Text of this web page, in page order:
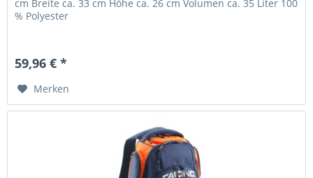
cm Breite ca. 33 cm Höhe ca. 26 cm Volumen ca. 35 Liter 100
% Polyester
59,96 € *
Merken